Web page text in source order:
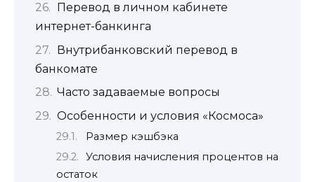
Перевод в личном кабинете
интернет-банкинга
Внутрибанковский перевод в
банкомате
Часто задаваемые вопросы
Особенности и условия «Космоса»
Размер кэшбэка
Условия начисления процентов на
остаток